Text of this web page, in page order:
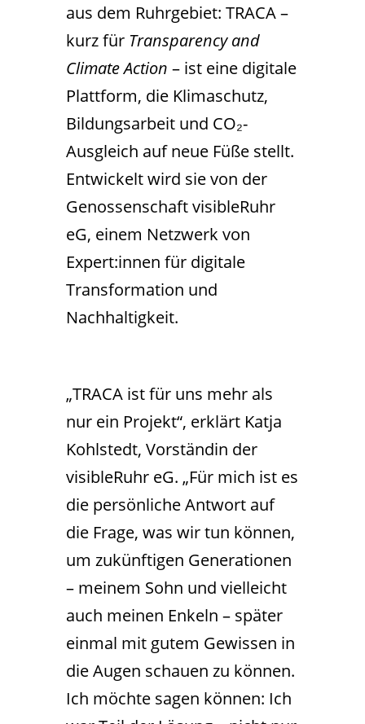
aus dem Ruhrgebiet: TRACA –
kurz für Transparency and
Climate Action – ist eine digitale
Plattform, die Klimaschutz,
Bildungsarbeit und CO₂-
Ausgleich auf neue Füße stellt.
Entwickelt wird sie von der
Genossenschaft visibleRuhr
eG, einem Netzwerk von
Expert:innen für digitale
Transformation und
Nachhaltigkeit.
„TRACA ist für uns mehr als
nur ein Projekt“, erklärt Katja
Kohlstedt, Vorständin der
visibleRuhr eG. „Für mich ist es
die persönliche Antwort auf
die Frage, was wir tun können,
um zukünftigen Generationen
– meinem Sohn und vielleicht
auch meinen Enkeln – später
einmal mit gutem Gewissen in
die Augen schauen zu können.
Ich möchte sagen können: Ich